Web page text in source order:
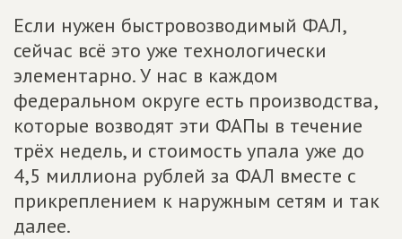
Если нужен быстровозводимый ФАЛ,
сейчас всё это уже технологически
элементарно. У нас в каждом
федеральном округе есть производства,
которые возводят эти ФАПы в течение
трёх недель, и стоимость упала уже до
4,5 миллиона рублей за ФАЛ вместе с
прикреплением к наружным сетям и так
далее.